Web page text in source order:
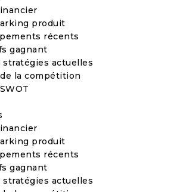
produit
récents
gagnant
stratégies actuelles
de la compétition
produit
récents
gagnant
stratégies actuelles